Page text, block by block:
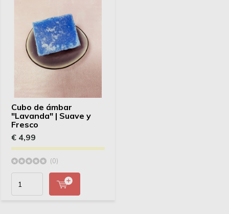
Cubo de ámbar
"Lavanda" | Suave y
Fresco
€ 4,99
(0)